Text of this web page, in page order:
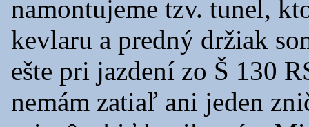
namontujeme tzv. tunel,
kevlaru a predný držiak
ešte pri jazdení zo Š 130
nemám zatiaľ ani jeden